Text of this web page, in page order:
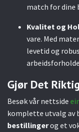
match for dine
Kvalitet og
vare. Med
levetid og
Gjør Det
Besøk vår nettside
komplette utvalg av
bestillingerog et